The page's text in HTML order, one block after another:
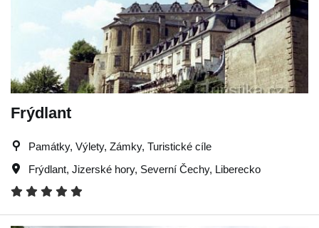
Frýdlant
Památky, Výlety, Zámky, Turistické cíle
Frýdlant, Jizerské hory, Severní Čechy, Liberecko